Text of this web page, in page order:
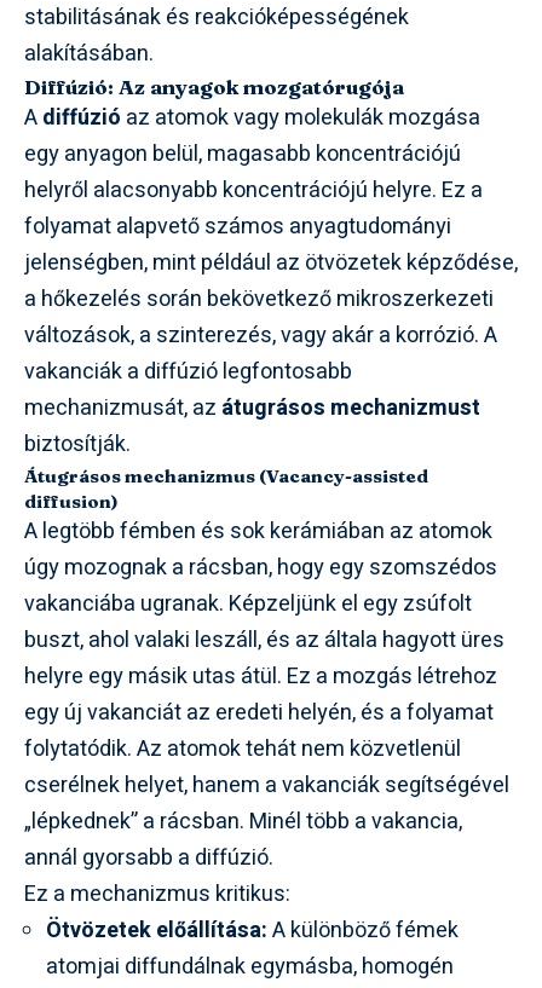
stabilitásának és reakcióképességének
alakításában.
Diffúzió: Az anyagok mozgatórugója
Adiffúzió az atomok vagy molekulák mozgása
egy anyagon belül, magasabb koncentrációjú
helyről alacsonyabb koncentrációjú helyre. Ez a
folyamat alapvető számos anyagtudományi
jelenségben, mint például az ötvözetek képződése,
a hőkezelés során bekövetkező mikroszerkezeti
változások, a szinterezés, vagy akár a korrózió. A
vakanciák a diffúzió legfontosabb
mechanizmusát, az átugrásos mechanizmust
biztosítják.
Átugrásos mechanizmus (Vacancy-assisted
diffusion)
A legtöbb fémben és sok kerámiában az atomok
úgy mozognak a rácsban, hogy egy szomszédos
vakanciába ugranak. Képzeljünk el egy zsúfolt
buszt, ahol valaki leszáll, és az általa hagyott üres
helyre egy másik utas átül. Ez a mozgás létrehoz
egy új vakanciát az eredeti helyén, és a folyamat
folytatódik. Az atomok tehát nem közvetlenül
cserélnek helyet, hanem a vakanciák segítségével
„lépkednek” a rácsban. Minél több a vakancia,
annál gyorsabb a diffúzió.
Ez a mechanizmus kritikus:
Ötvözetek előállítása:A különböző fémek
atomjai diffundálnak egymásba, homogén